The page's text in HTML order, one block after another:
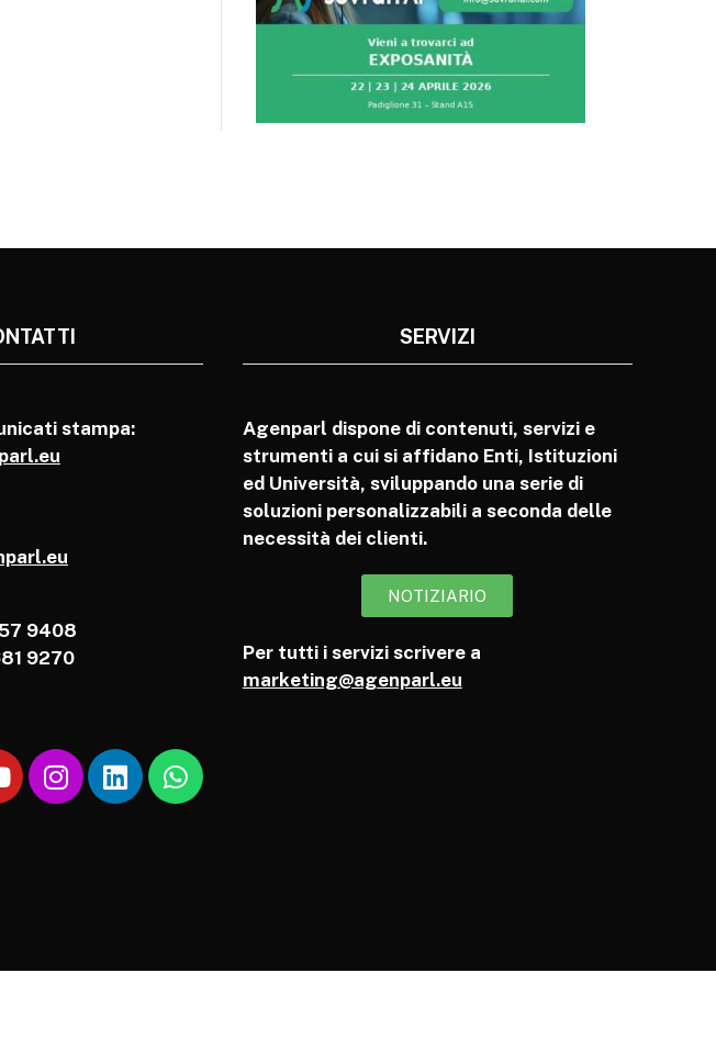
stampa:
9408
9270
SERVIZI
Agenparl dispone di contenuti, servizi e
strumenti a cui si affidano Enti, Istituzioni
ed Università, sviluppando una serie di
soluzioni personalizzabili a seconda delle
necessità dei clienti.
NOTIZIARIO
Per tutti i servizi scrivere a
marketing@agenparl.eu